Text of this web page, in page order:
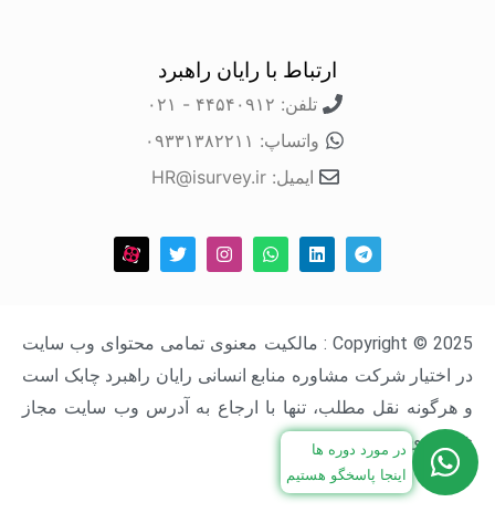
ارتباط با رایان راهبرد
تلفن: ۴۴۵۴۰۹۱۲ - ۰۲۱
واتساپ: ۰۹۳۳۱۳۸۲۲۱۱
ایمیل: HR@isurvey.ir
Copyright © 2025 : مالکیت معنوی تمامی محتوای وب سایت
در اختیار شرکت مشاوره منابع انسانی رایان راهبرد چابک است
و هرگونه نقل مطلب، تنها با ارجاع به آدرس وب سایت مجاز
خواهد بود.در مورد دوره ها
اینجا پاسخگو هستیم